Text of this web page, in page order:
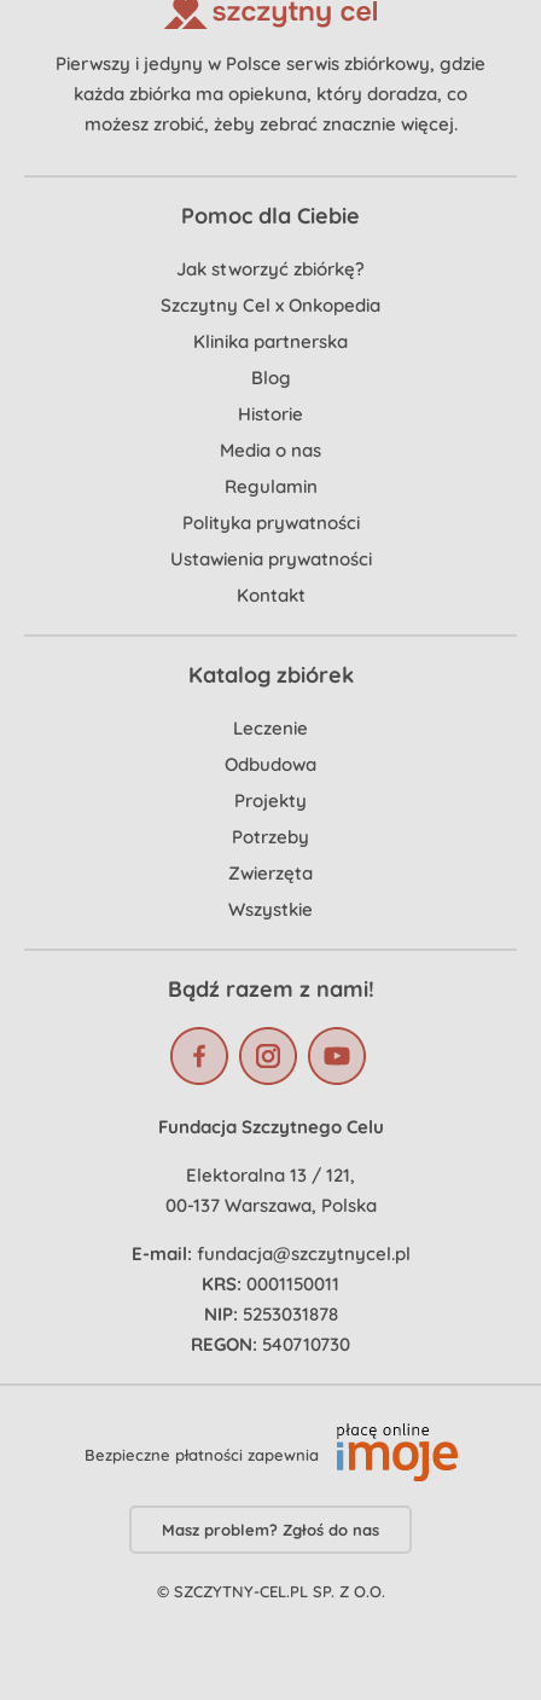
Pierwszy i jedyny w Polsce serwis zbiórkowy, gdzie
każda zbiórka ma opiekuna, który doradza, co
możesz zrobić, żeby zebrać znacznie więcej.
Pomoc dla Ciebie
Jak stworzyć zbiórkę?
Szczytny Cel x Onkopedia
Klinika partnerska
Blog
Historie
Media o nas
Regulamin
Polityka prywatności
Ustawienia prywatności
Kontakt
Katalog zbiórek
Leczenie
Odbudowa
Projekty
Potrzeby
Zwierzęta
Wszystkie
Bądź razem z nami!
Fundacja Szczytnego Celu
Elektoralna 13 / 121,
00-137 Warszawa, Polska
E-mail: fundacja@szczytnycel.pl
KRS: 0001150011
NIP: 5253031878
REGON: 540710730
Bezpieczne płatności zapewnia
Masz problem? Zgłoś do nas
© SZCZYTNY-CEL.PL SP. Z O.O.